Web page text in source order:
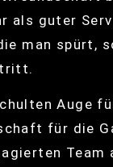
als guter
man spürt,
Auge
für die
Team